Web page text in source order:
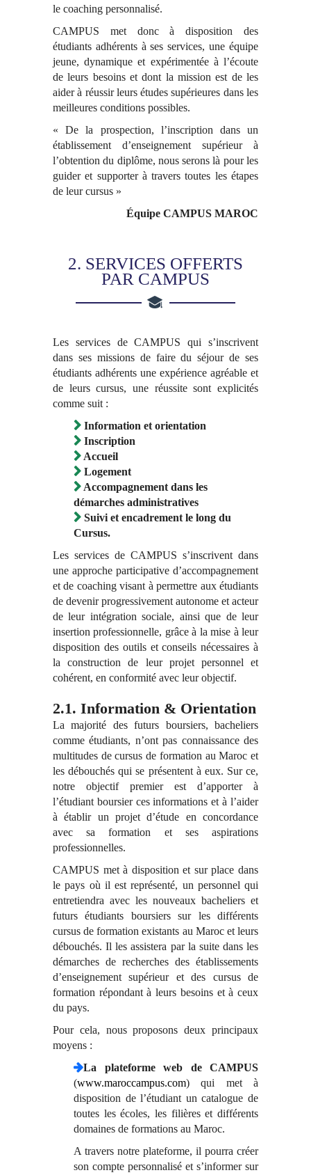
le coaching personnalisé.
CAMPUS met donc à disposition des
étudiants adhérents à ses services, une équipe
jeune, dynamique et expérimentée à l’écoute
de leurs besoins et dont la mission est de les
aider à réussir leurs études supérieures dans les
meilleures conditions possibles.
« De la prospection, l’inscription dans un
établissement d’enseignement supérieur à
l’obtention du diplôme, nous serons là pour les
guider et supporter à travers toutes les étapes
de leur cursus »
Équipe CAMPUS MAROC
2. SERVICES OFFERTS
PAR CAMPUS
Les services de CAMPUS qui s’inscrivent
dans ses missions de faire du séjour de ses
étudiants adhérents une expérience agréable et
de leurs cursus, une réussite sont explicités
comme suit :
Information et orientation
Inscription
Accueil
Logement
Accompagnement dans les
démarches administratives
Suivi et encadrement le long du
Cursus.
Les services de CAMPUS s’inscrivent dans
une approche participative d’accompagnement
et de coaching visant à permettre aux étudiants
de devenir progressivement autonome et acteur
de leur intégration sociale, ainsi que de leur
insertion professionnelle, grâce à la mise à leur
disposition des outils et conseils nécessaires à
la construction de leur projet personnel et
cohérent, en conformité avec leur objectif.
2.1. Information & Orientation
La majorité des futurs boursiers, bacheliers
comme étudiants, n’ont pas connaissance des
multitudes de cursus de formation au Maroc et
les débouchés qui se présentent à eux. Sur ce,
notre objectif premier est d’apporter à
l’étudiant boursier ces informations et à l’aider
à établir un projet d’étude en concordance
avec sa formation et ses aspirations
professionnelles.
CAMPUS met à disposition et sur place dans
le pays où il est représenté, un personnel qui
entretiendra avec les nouveaux bacheliers et
futurs étudiants boursiers sur les différents
cursus de formation existants au Maroc et leurs
débouchés. Il les assistera par la suite dans les
démarches de recherches des établissements
d’enseignement supérieur et des cursus de
formation répondant à leurs besoins et à ceux
du pays.
Pour cela, nous proposons deux principaux
moyens :
La plateforme web de CAMPUS
(www.maroccampus.com) qui met à
disposition de l’étudiant un catalogue de
toutes les écoles, les filières et différents
domaines de formations au Maroc.
A travers notre plateforme, il pourra créer
son compte personnalisé et s’informer sur